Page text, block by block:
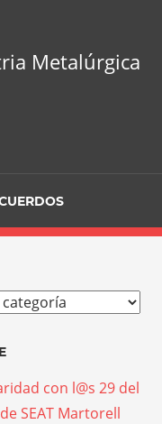
Metalúrgica
con l@s 29 del
SEAT Martorell